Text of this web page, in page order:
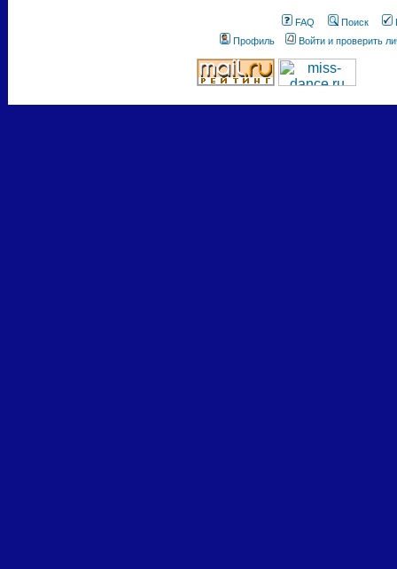
FAQ Поиск
Профиль
Войти и проверить